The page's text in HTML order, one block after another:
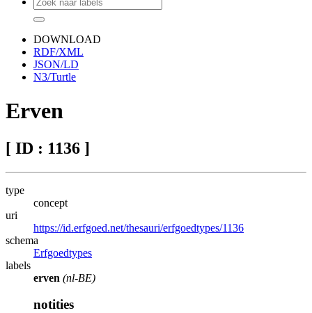
DOWNLOAD
RDF/XML
JSON/LD
N3/Turtle
Erven
[ ID : 1136 ]
type
concept
uri
https://id.erfgoed.net/thesauri/erfgoedtypes/1136
schema
Erfgoedtypes
labels
erven (nl-BE)
notities